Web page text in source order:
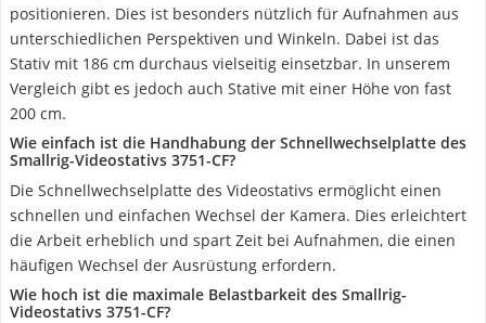
positionieren. Dies ist besonders nützlich für Aufnahmen aus
unterschiedlichen Perspektiven und Winkeln. Dabei ist das
Stativ mit 186 cm durchaus vielseitig einsetzbar. In unserem
Vergleich gibt es jedoch auch Stative mit einer Höhe von fast
200 cm.
Wie einfach ist die Handhabung der Schnellwechselplatte des
Smallrig-Videostativs ‎3751-CF?
Die Schnellwechselplatte des Videostativs ermöglicht einen
schnellen und einfachen Wechsel der Kamera. Dies erleichtert
die Arbeit erheblich und spart Zeit bei Aufnahmen, die einen
häufigen Wechsel der Ausrüstung erfordern.
Wie hoch ist die maximale Belastbarkeit des Smallrig-
Videostativs ‎3751-CF?